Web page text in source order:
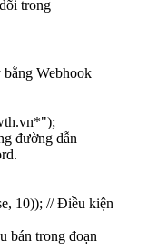
trong
Webhook
đường dẫn
10)); // Điều kiện
bán trong đoạn